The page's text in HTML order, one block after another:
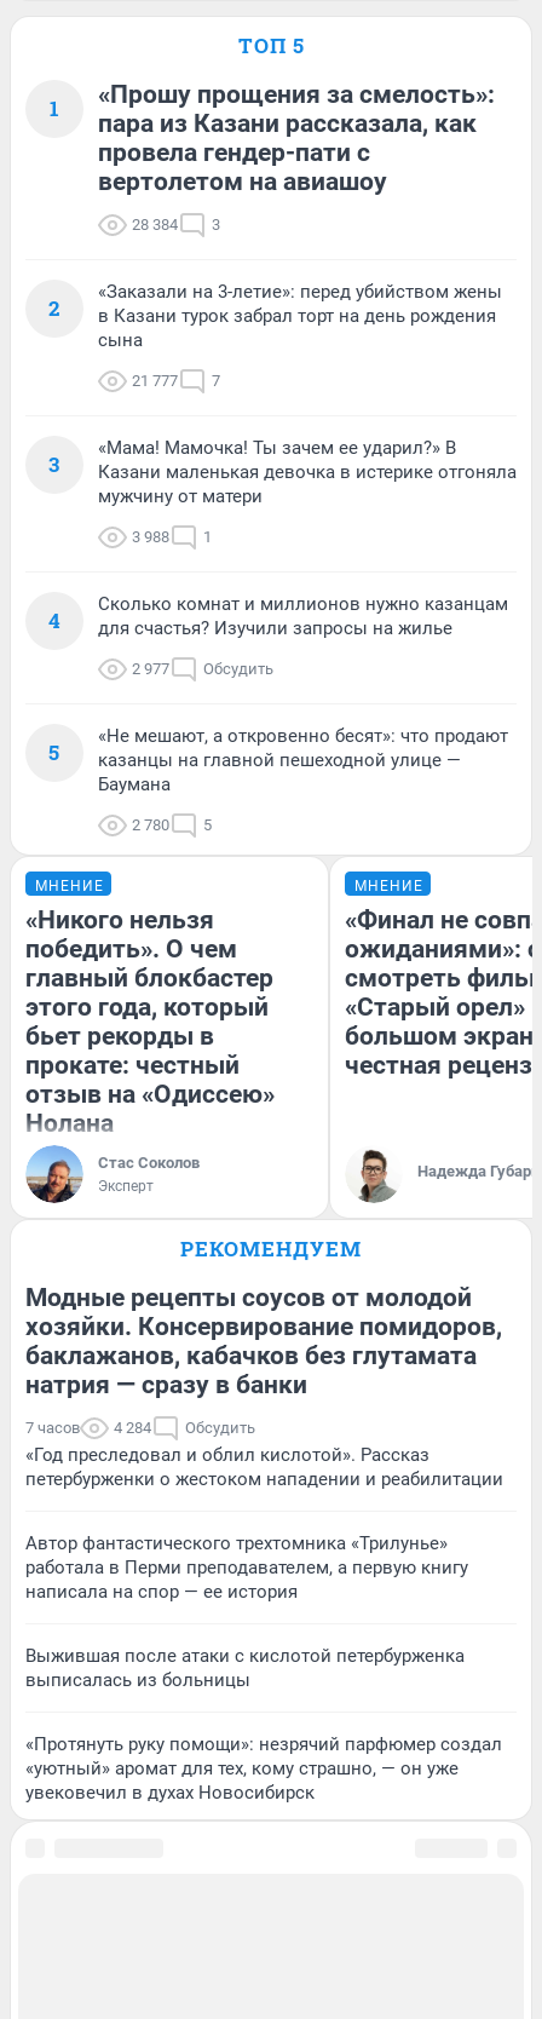
ТОП 5
1
«Прошу прощения за смелость»:
пара из Казани рассказала, как
провела гендер-пати с
вертолетом на авиашоу
28 384 3
2
«Заказали на 3-летие»: перед убийством жены
в Казани турок забрал торт на день рождения
сына
21 777 7
3
«Мама! Мамочка! Ты зачем ее ударил?» В
Казани маленькая девочка в истерике отгоняла
мужчину от матери
3 988 1
4
Сколько комнат и миллионов нужно казанцам
для счастья? Изучили запросы на жилье
2 977 Обсудить
5
«Не мешают, а откровенно бесят»: что продают
казанцы на главной пешеходной улице —
Баумана
2 780 5
МНЕНИЕ
«Никого нельзя
победить». О чем
главный блокбастер
этого года, который
бьет рекорды в
прокате: честный
отзыв на «Одиссею»
Нолана
Стас Соколов
Эксперт
МНЕНИЕ
«Финал не
ожиданиями»:
смотреть
«Старый орел»
большом
честная
Надежда Губарь
РЕКОМЕНДУЕМ
Модные рецепты соусов от молодой
хозяйки. Консервирование помидоров,
баклажанов, кабачков без глутамата
натрия — сразу в банки
7 часов 4 284 Обсудить
«Год преследовал и облил кислотой». Рассказ
петербурженки о жестоком нападении и реабилитации
Автор фантастического трехтомника «Трилунье»
работала в Перми преподавателем, а первую книгу
написала на спор — ее история
Выжившая после атаки с кислотой петербурженка
выписалась из больницы
«Протянуть руку помощи»: незрячий парфюмер создал
«уютный» аромат для тех, кому страшно, — он уже
увековечил в духах Новосибирск